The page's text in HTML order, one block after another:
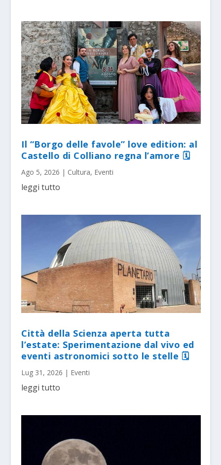
Il “Borgo delle favole” love edition: al
Castello di Colliano regna l’amore 🗓
Ago 5, 2026 | Cultura, Eventi
leggi tutto
Città della Scienza aperta tutta
l’estate: Sperimentazione dal vivo ed
eventi astronomici sotto le stelle 🗓
Lug 31, 2026 | Eventi
leggi tutto